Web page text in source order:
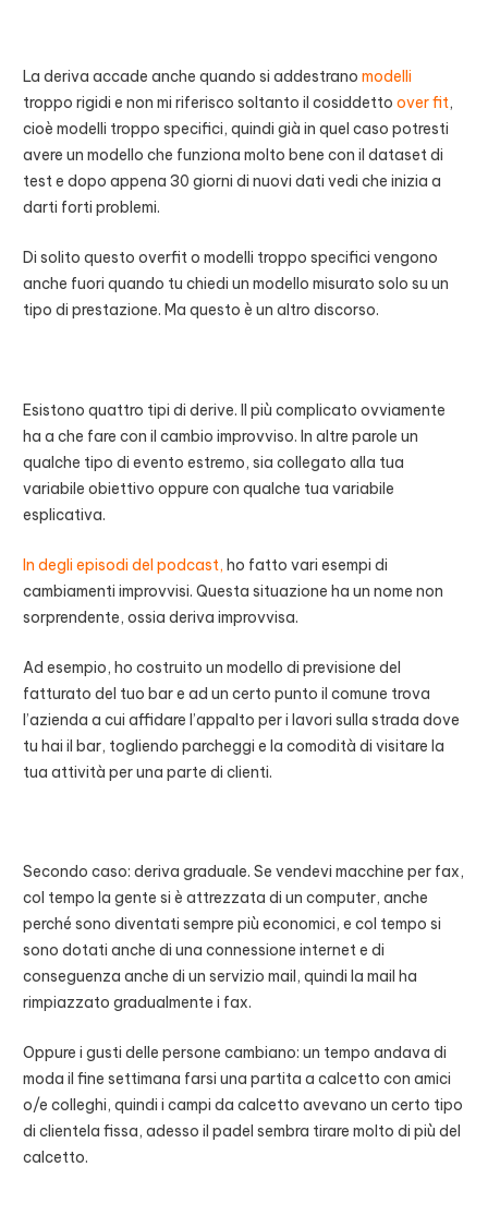
La deriva accade anche quando si addestranomodelli
troppo rigidi e non mi riferisco soltanto il cosiddettoover fit,
cioè modelli troppo specifici, quindi già in quel caso potresti
avere un modello che funziona molto bene con il dataset di
test e dopo appena 30 giorni di nuovi dati vedi che inizia a
darti forti problemi.
Di solito questo overfit o modelli troppo specifici vengono
anche fuori quando tu chiedi un modello misurato solo su un
tipo di prestazione. Ma questo è un altro discorso.
Esistono quattro tipi di derive. Il più complicato ovviamente
ha a che fare con il cambio improvviso. In altre parole un
qualche tipo di evento estremo, sia collegato alla tua
variabile obiettivo oppure con qualche tua variabile
esplicativa.
In degli episodi del podcast, ho fatto vari esempi di
cambiamenti improvvisi. Questa situazione ha un nome non
sorprendente, ossia deriva improvvisa.
Ad esempio, ho costruito un modello di previsione del
fatturato del tuo bar e ad un certo punto il comune trova
l’azienda a cui affidare l’appalto per i lavori sulla strada dove
tu hai il bar, togliendo parcheggi e la comodità di visitare la
tua attività per una parte di clienti.
Secondo caso: deriva graduale. Se vendevi macchine per fax,
col tempo la gente si è attrezzata di un computer, anche
perché sono diventati sempre più economici, e col tempo si
sono dotati anche di una connessione internet e di
conseguenza anche di un servizio mail, quindi la mail ha
rimpiazzato gradualmente i fax.
Oppure i gusti delle persone cambiano: un tempo andava di
moda il fine settimana farsi una partita a calcetto con amici
o/e colleghi, quindi i campi da calcetto avevano un certo tipo
di clientela fissa, adesso il padel sembra tirare molto di più del
calcetto.